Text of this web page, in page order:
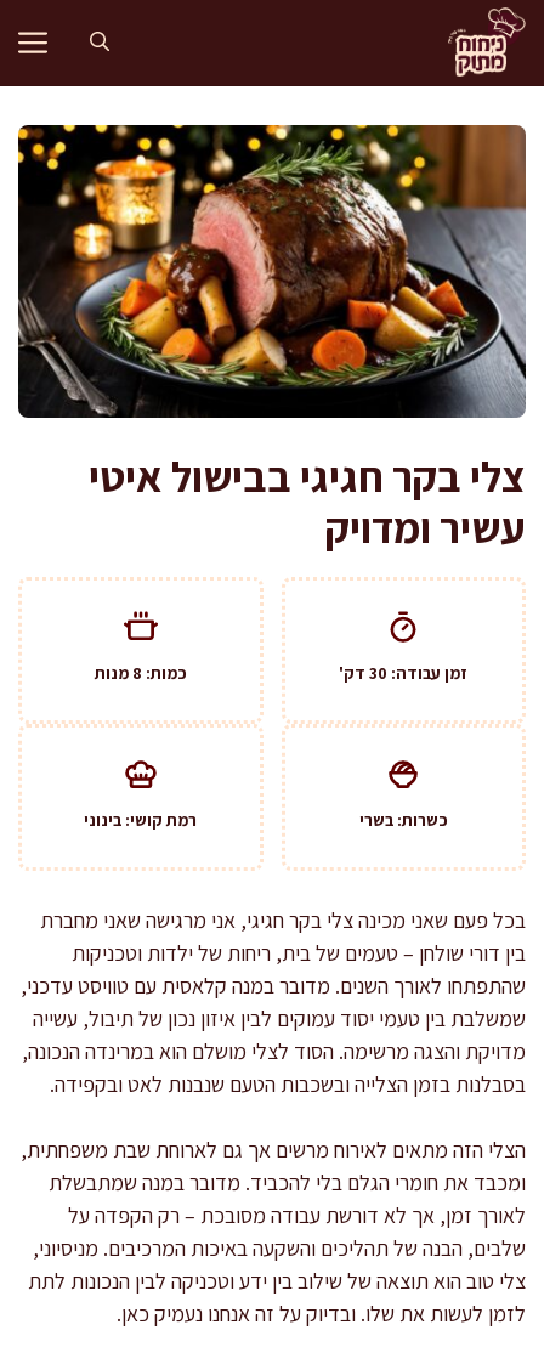
לדלג
לתוכן
צלי בקר חגיגי בבישול איטי
עשיר ומדויק
זמן עבודה: 30 דק' כמות: 8 מנות
כשרות: בשרי רמת קושי: בינוני
בכל פעם שאני מכינה צלי בקר חגיגי, אני מרגישה שאני מחברת
בין דורי שולחן – טעמים של בית, ריחות של ילדות וטכניקות
שהתפתחו לאורך השנים. מדובר במנה קלאסית עם טוויסט עדכני,
שמשלבת בין טעמי יסוד עמוקים לבין איזון נכון של תיבול, עשייה
מדויקת והצגה מרשימה. הסוד לצלי מושלם הוא במרינדה הנכונה,
בסבלנות בזמן הצלייה ובשכבות הטעם שנבנות לאט ובקפידה.
הצלי הזה מתאים לאירוח מרשים אך גם לארוחת שבת משפחתית,
ומכבד את חומרי הגלם בלי להכביד. מדובר במנה שמתבשלת
לאורך זמן, אך לא דורשת עבודה מסובכת – רק הקפדה על
שלבים, הבנה של תהליכים והשקעה באיכות המרכיבים. מניסיוני,
צלי טוב הוא תוצאה של שילוב בין ידע וטכניקה לבין הנכונות לתת
לזמן לעשות את שלו. ובדיוק על זה אנחנו נעמיק כאן.